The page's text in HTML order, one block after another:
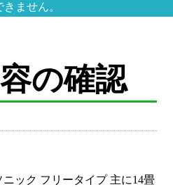
きません。
の確認
ニック フリータイプ 主に14畳